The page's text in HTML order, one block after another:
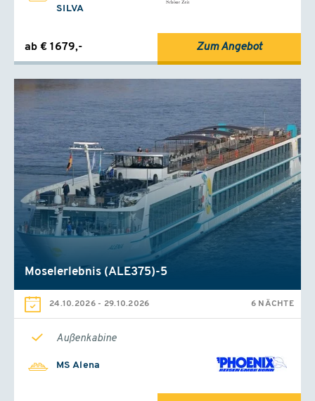
SILVA
ab € 1679,- Zum Angebot
Moselerlebnis (ALE375)-5
24.10.2026- 29.10.2026 6 NÄCHTE
Außenkabine
MS Alena